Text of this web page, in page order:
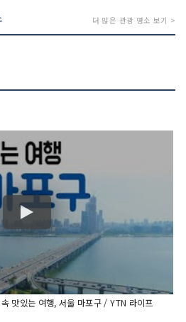
더 많은 관광 명소 보기 >
맛있는 여행, 서울 마포구 / YTN 라이프